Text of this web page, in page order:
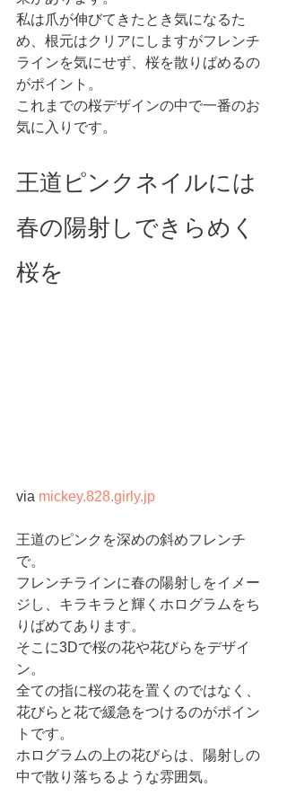
私は爪が伸びてきたとき気になるた
め、根元はクリアにしますがフレンチ
ラインを気にせず、桜を散りばめるの
がポイント。
これまでの桜デザインの中で一番のお
気に入りです。
王道ピンクネイルには
春の陽射しできらめく
桜を
via mickey.828.girly.jp
王道のピンクを深めの斜めフレンチ
で。
フレンチラインに春の陽射しをイメー
ジし、キラキラと輝くホログラムをち
りばめてあります。
そこに3Dで桜の花や花びらをデザイ
ン。
全ての指に桜の花を置くのではなく、
花びらと花で緩急をつけるのがポイン
トです。
ホログラムの上の花びらは、陽射しの
中で散り落ちるような雰囲気。